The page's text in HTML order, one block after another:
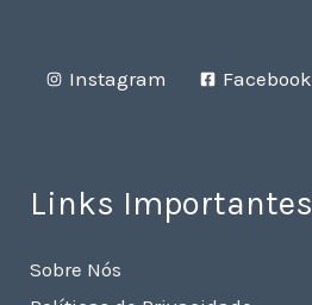
Instagram Facebook
Links Importantes
Sobre Nós